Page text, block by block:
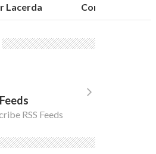
Conheça as
RSS Feeds